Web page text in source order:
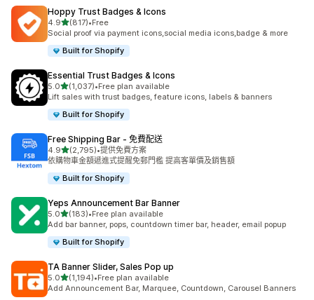
Hoppy Trust Badges & Icons
4.9滿分 5 顆星
(817)
共有 817 則評價
•Free
Social proof via payment icons,social media icons,badge & more
Built for Shopify
Essential Trust Badges & Icons
5.0滿分 5 顆星
(1,037)
共有 1037 則評價
•Free plan available
Lift sales with trust badges, feature icons, labels & banners
Built for Shopify
Free Shipping Bar ‑ 免費配送
4.9滿分 5 顆星
(2,795)
共有 2795 則評價
•提供免費方案
依購物車金額遞進式提醒免郵門檻 提高客單價及銷售額
Built for Shopify
Yeps Announcement Bar Banner
5.0滿分 5 顆星
(183)
共有 183 則評價
•Free plan available
Add bar banner, pops, countdown timer bar, header, email popup
Built for Shopify
TA Banner Slider, Sales Pop up
5.0滿分 5 顆星
(1,194)
共有 1194 則評價
•Free plan available
Add Announcement Bar, Marquee, Countdown, Carousel Banners